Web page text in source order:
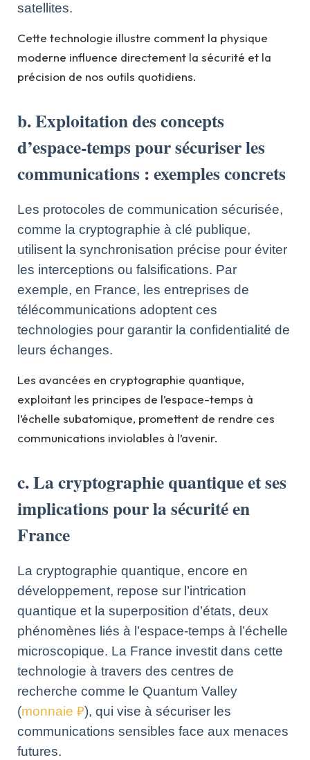
satellites.
Cette technologie illustre comment la physique
moderne influence directement la sécurité et la
précision de nos outils quotidiens.
b. Exploitation des concepts
d’espace-temps pour sécuriser les
communications : exemples concrets
Les protocoles de communication sécurisée,
comme la cryptographie à clé publique,
utilisent la synchronisation précise pour éviter
les interceptions ou falsifications. Par
exemple, en France, les entreprises de
télécommunications adoptent ces
technologies pour garantir la confidentialité de
leurs échanges.
Les avancées en cryptographie quantique,
exploitant les principes de l’espace-temps à
l’échelle subatomique, promettent de rendre ces
communications inviolables à l’avenir.
c. La cryptographie quantique et ses
implications pour la sécurité en
France
La cryptographie quantique, encore en
développement, repose sur l’intrication
quantique et la superposition d’états, deux
phénomènes liés à l’espace-temps à l’échelle
microscopique. La France investit dans cette
technologie à travers des centres de
recherche comme le Quantum Valley
(monnaie ₽), qui vise à sécuriser les
communications sensibles face aux menaces
futures.